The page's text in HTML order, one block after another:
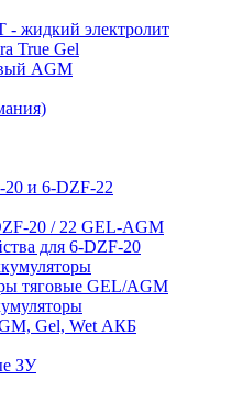
- жидкий электролит
True Gel
AGM
и 6-DZF-22
20 / 22 GEL-AGM
для 6-DZF-20
тяговые GEL/AGM
Gel, Wet АКБ
ЗУ